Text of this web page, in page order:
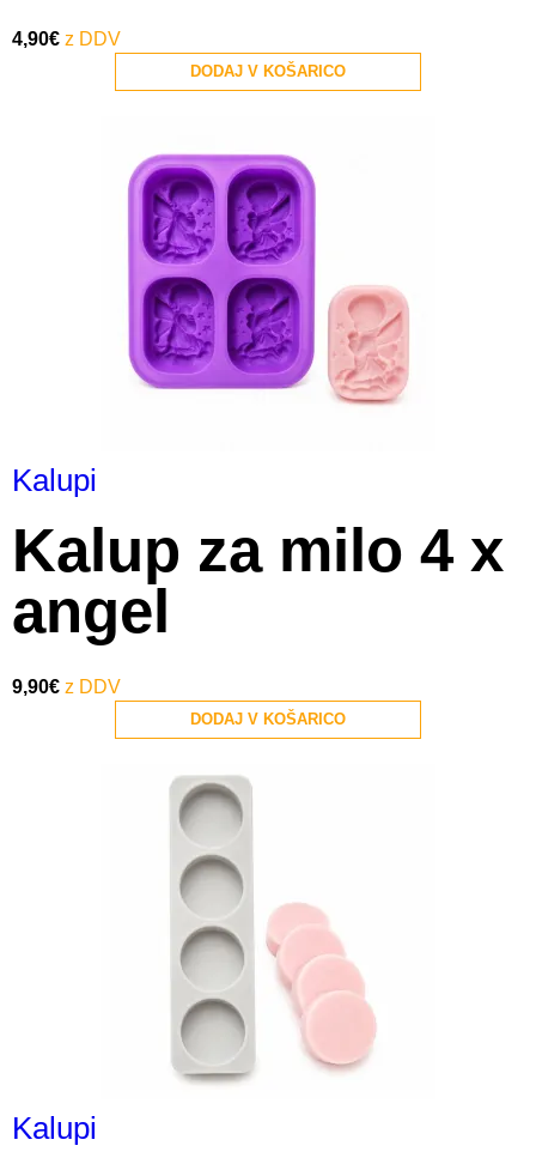
4,90€
DODAJ V KOŠARICO
Kalupi
Kalup za milo 4 x
angel
9,90€
DODAJ V KOŠARICO
Kalupi